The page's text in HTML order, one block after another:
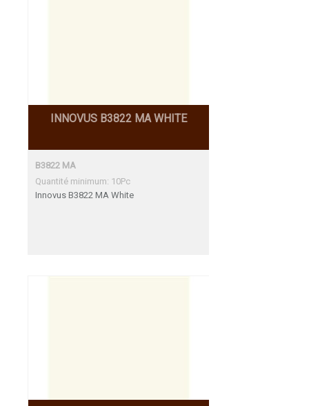
INNOVUS B3822 MA WHITE
B3822 MA
Quantité minimum: 10Pc
Innovus B3822 MA White